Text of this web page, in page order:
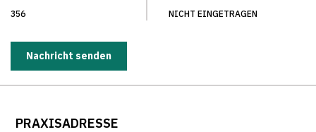
356
NICHT EINGETRAGEN
Nachricht senden
PRAXISADRESSE